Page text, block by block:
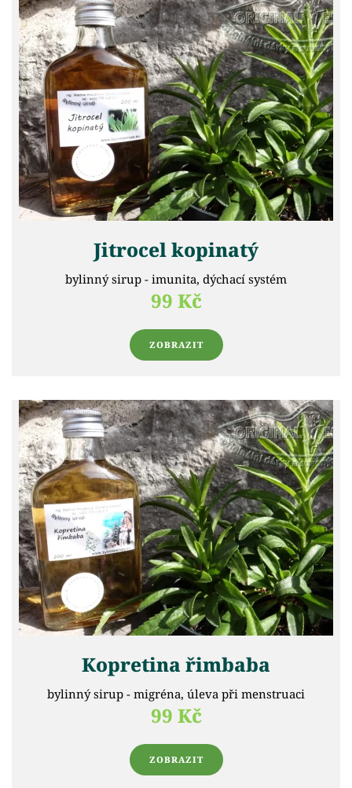
Jitrocel kopinatý
bylinný sirup - imunita, dýchací systém
99 Kč
ZOBRAZIT
Kopretina řimbaba
bylinný sirup - migréna, úleva při menstruaci
99 Kč
ZOBRAZIT